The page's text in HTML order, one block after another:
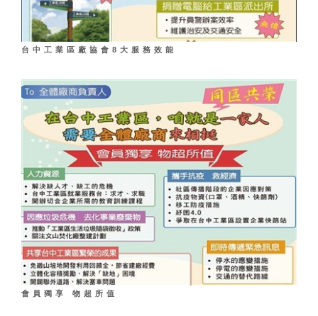
台中工業區廠協會8大服務效能
會員獨享 物超所值